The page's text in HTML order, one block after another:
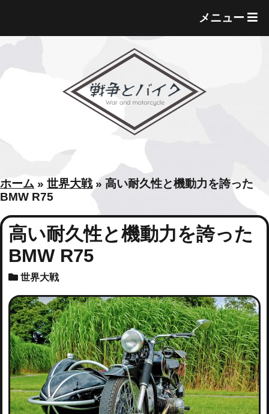
メニュー
T
ホーム » 世界大戦 » 高い耐久性と機動力を誇った
BMW R75
高い耐久性と機動力を誇った
BMW R75
世界大戦